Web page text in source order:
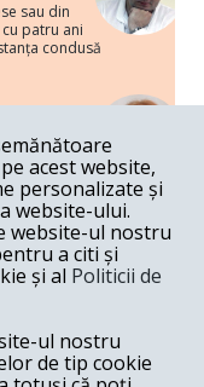
sau din
patru ani
condusă
falsă a
ascunde
caste.
lansează
care deranjează un
moment.
acest website,
personalizate și
website-ului.
website-ul nostru
a citi și
și al Politicii de
ul nostru
de tip cookie